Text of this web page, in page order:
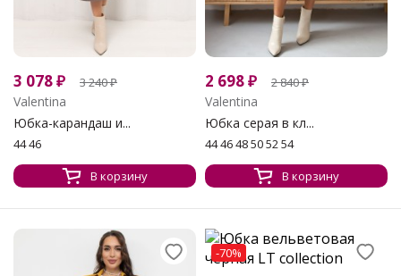
3 078₽ 3 240₽
Valentina
Юбка-карандаш и...
44 46
В корзину
2 698₽ 2 840₽
Valentina
Юбка серая в кл...
44 46 48 50 52 54
В корзину
-70%